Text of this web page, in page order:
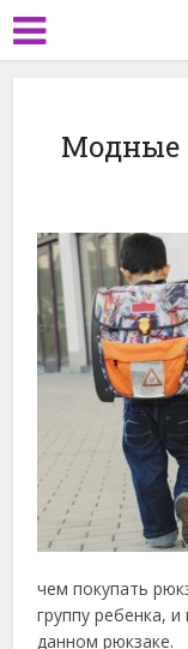
Модные
чем покупать
группу ребенка,
данном рюкзаке.